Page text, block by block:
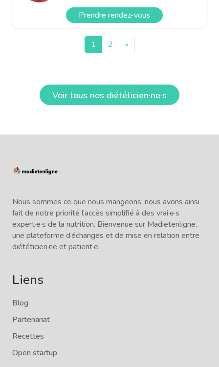
Prendre rendez-vous
1 2 »
Voir tous nos diététicien·ne·s
Nous sommes ce que nous mangeons, nous avons ainsi
fait de notre priorité l’accès simplifié à des vrai·e·s
expert·e·s de la nutrition. Bienvenue sur Madietenligne,
une plateforme d’échanges et de mise en relation entre
diététicien·ne et patient·e.
Liens
Blog
Partenariat
Recettes
Open startup